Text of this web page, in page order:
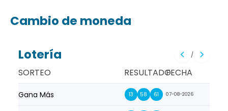
Cambio de moneda
Lotería /
SORTEO RESULTADOFECHA
Gana Más 13 58 61 07-08-2026